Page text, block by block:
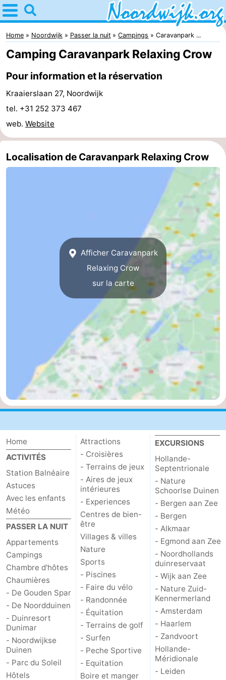
Home
Noordwijk
Astuces
Avec
enfants
la
Appartements
Chambre
minutes
Voir
faire
d'intérêt
-
Monuments
-
Points
vue
Attractions
Croisières
-
Terrains
de
jeux
-
Aires
de
jeux
intérieures
-
Experiences
Centres
de
bien-
Villages
&
Nature
Home Noordwijk Passer la nuit Campings Caravanpark ...
Camping Caravanpark Relaxing Crow
Pour information et la réservation
Kraaierslaan 27, Noordwijk
tel. +31 252 373 467
web. Website
Localisation de Caravanpark Relaxing Crow
Afficher Caravanpark
Relaxing Crow
sur la carte
Home
ACTIVITÉS
Station Balnéaire
Astuces
Avec les enfants
Météo
PASSER LA NUIT
Appartements
Campings
Chambre d'hôtes
Chaumières
- De Gouden Spar
- De Noordduinen
- Duinresort
Dunimar
- Noordwijkse
Duinen
- Parc du Soleil
Hôtels
Attractions
- Croisières
- Terrains de jeux
- Aires de jeux
intérieures
- Experiences
Centres de bien-
être
Villages & villes
Nature
Sports
- Piscines
- Faire du vélo
- Randonnée
- Équitation
- Terrains de golf
- Surfen
- Peche Sportive
- Equitation
Boire et manger
EXCURSIONS
Hollande-
Septentrionale
- Nature
Schoorlse Duinen
- Bergen aan Zee
- Bergen
- Alkmaar
- Egmond aan Zee
- Noordhollands
duinreservaat
- Wijk aan Zee
- Nature Zuid-
Kennermerland
- Amsterdam
- Haarlem
- Zandvoort
Hollande-
Méridionale
- Leiden